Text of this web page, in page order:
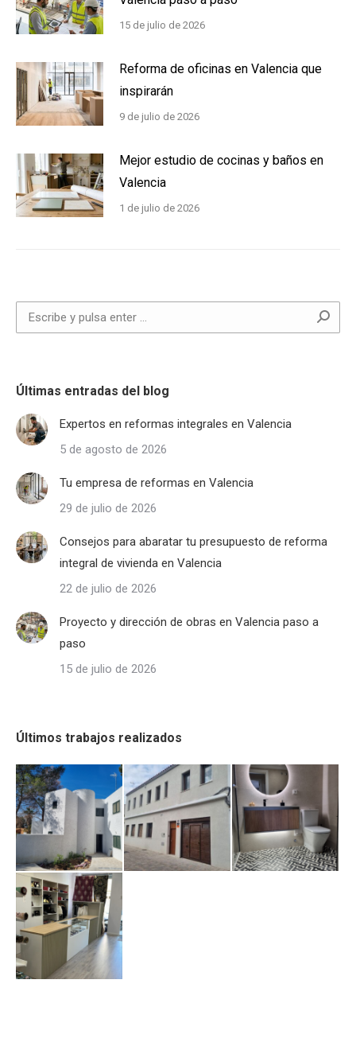
15 de julio de 2026
Reforma de oficinas en Valencia que
inspirarán
9 de julio de 2026
Mejor estudio de cocinas y baños en
Valencia
1 de julio de 2026
Buscar:
Últimas entradas del blog
Expertos en reformas integrales en Valencia
5 de agosto de 2026
Tu empresa de reformas en Valencia
29 de julio de 2026
Consejos para abaratar tu presupuesto de reforma
integral de vivienda en Valencia
22 de julio de 2026
Proyecto y dirección de obras en Valencia paso a
paso
15 de julio de 2026
Últimos trabajos realizados